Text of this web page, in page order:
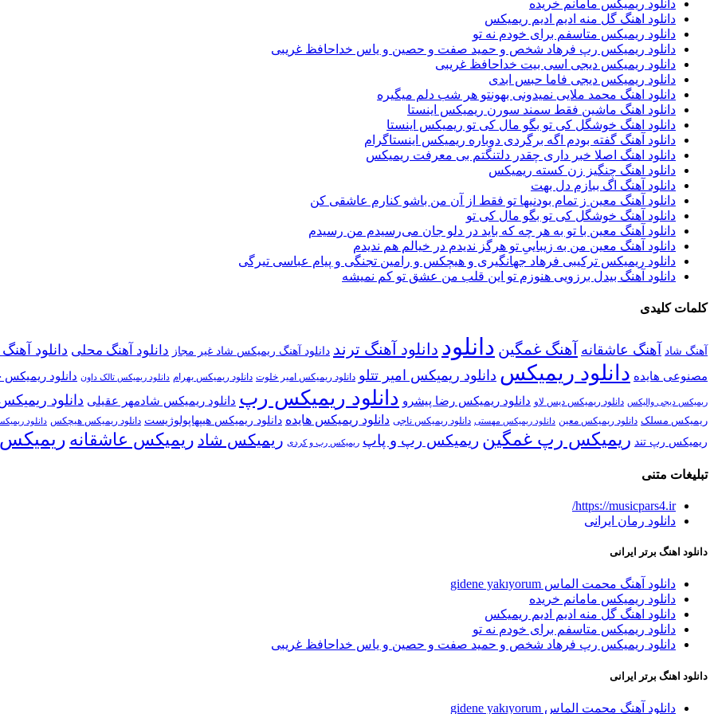
دانلود ریمیکس مامانم خریده
دانلود اهنگ گل منه ادیم ادیم ریمیکس
دانلود ریمیکس متاسفم برای خودم نه تو
دانلود ریمیکس رپ فرهاد شخص و حمید صفت و حصین و یاس خداحافظ غریبی
دانلود ریمیکس دیجی اسی بیت خداحافظ غریبی
دانلود ریمیکس دیجی فاما حبس ابدی
دانلود اهنگ محمد ملایی نمیدونی بهونتو هر شب دلم میگیره
دانلود اهنگ ماشین فقط سمند سورن ریمیکس اینستا
دانلود اهنگ خوشگل کی تو بگو مال کی تو ریمیکس اینستا
دانلود آهنگ گفته بودم اگه برگردی دوباره ریمیکس اینستاگرام
دانلود اهنگ اصلا خبر داری چقدر دلتنگتم بی معرفت ریمیکس
دانلود اهنگ چنگیز زن کسته ریمیکس
دانلود آهنگ اگ ببازم دل بهت
دانلود آهنگ معین ز تمام بودنیها تو فقط از آن من باشو کنارم عاشقی کن
دانلود آهنگ خوشگل کی تو بگو مال کی تو
دانلود آهنگ معین با تو به هر چه که باید در دلو جان می‌رسیدم من رسیدم
دانلود آهنگ معین من به زیباییِ تو هرگز ندیدم در خیالم هم ندیدم
دانلود ریمیکس ترکیبی فرهاد جهانگیری و هیچکس و رامین تجنگی و پیام عباسی تیرگی
دانلود آهنگ بیدل برزویی هنوزم تو این قلب من عشق تو کم نمیشه
کلمات کلیدی
آهنگ شاد آهنگ عاشقانه آهنگ غمگین دانلود دانلود آهنگ ترند دانلود آهنگ ریمیکس شاد غیر مجاز دانلود آهنگ محلی دانلود
مصنوعی هایده دانلود ریمیکس دانلود ریمیکس امیر تتلو دانلود ریمیکس امیر خلوت دانلود ریمیکس بهرام دانلود ریمیکس تالک داون دانلود
ریمیکس دیجی والیکس دانلود ریمیکس دیس لاو دانلود ریمیکس رضا پیشرو دانلود ریمیکس رپ دانلود ریمیکس شادمهر عقیلی دانلود
ریمیکس مسلک دانلود ریمیکس معین دانلود ریمیکس مهستی دانلود ریمیکس ناجی دانلود ریمیکس هایده دانلود ریمیکس هیپهاپولوژیست دانلود ریمیکس هیچکس دانلود
ریمیکس رپ تند ریمیکس رپ غمگین ریمیکس رپ و پاپ ریمیکس رپ و کردی ریمیکس شاد ریمیکس عاشقانه
تبلیغات متنی
https://musicpars4.ir/
دانلود رمان ایرانی
دانلود اهنگ برتر ایرانی
دانلود آهنگ محمت الماس gidene yakıyorum
دانلود ریمیکس مامانم خریده
دانلود اهنگ گل منه ادیم ادیم ریمیکس
دانلود ریمیکس متاسفم برای خودم نه تو
دانلود ریمیکس رپ فرهاد شخص و حمید صفت و حصین و یاس خداحافظ غریبی
دانلود اهنگ برتر ایرانی
دانلود آهنگ محمت الماس gidene yakıyorum